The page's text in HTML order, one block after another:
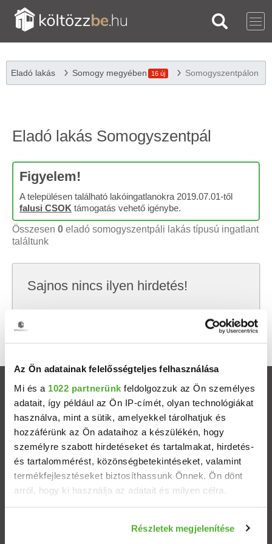
Az Ön adatainak felelősségteljes felhasználása
Mi és a 1022 partnerünk feldolgozzuk az Ön személyes
adatait, így például az Ön IP-címét, olyan technológiákat
használva, mint a sütik, amelyekkel tárolhatjuk és
hozzáférünk az Ön adataihoz a készülékén, hogy
személyre szabott hirdetéseket és tartalmakat, hirdetés-
és tartalommérést, közönségbetekintéseket, valamint
termékfejlesztéseket biztosíthassunk Önnek. Ön dönt
arról, hogy ki használja az adatait és milyen célra.
Információgyűjtés az Ön földrajzi elhelyezkedéséről
Részletek megjelenítése
Eladó lakás Somogy megyében 16 új Somogyszentpálon
Eladó lakás Somogyszentpál
Figyelem!
A településen található lakóingatlanokra 2019.07.01-től
falusi CSOK támogatás vehető igénybe.
Összesen 0 eladó somogyszentpáli lakás típusú ingatlant
találtunk
Sajnos nincs ilyen hirdetés!
keresni, hátha akkor megtalálod, amit keresel.
Ingatlanok
Eladó házak
Eladó lakások
Települések